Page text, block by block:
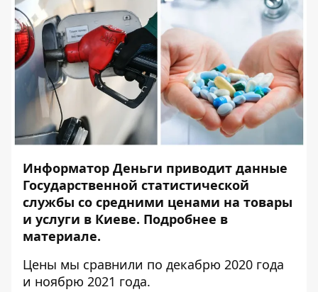
Информатор Деньги приводит данные
Государственной статистической
службы со средними ценами на товары
и услуги в Киеве. Подробнее в
материале.
Цены мы сравнили по декабрю 2020 года
и ноябрю 2021 года.